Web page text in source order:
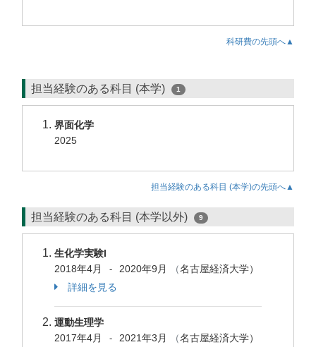
科研費の先頭へ▲
担当経験のある科目 (本学) 1
界面化学
2025
担当経験のある科目 (本学)の先頭へ▲
担当経験のある科目 (本学以外) 9
生化学実験I
2018年4月
- 2020年9月 （名古屋経済大学）
詳細を見る
運動生理学
2017年4月
- 2021年3月 （名古屋経済大学）